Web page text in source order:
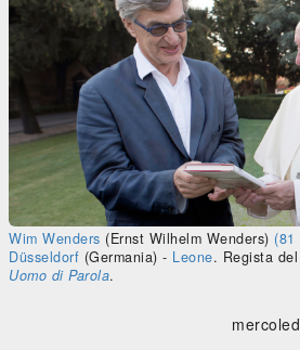
Wim Wenders (Ernst Wilhelm Wenders) (81
Düsseldorf (Germania) - Leone. Regista
Uomo di Parola.